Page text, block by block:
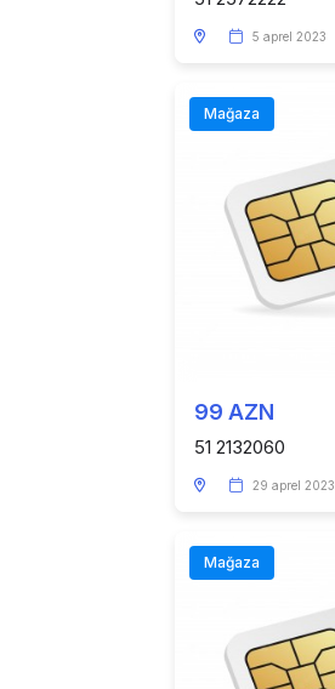
5 aprel 2023
Mağaza
99 AZN
51 2132060
29 aprel 2023
Mağaza